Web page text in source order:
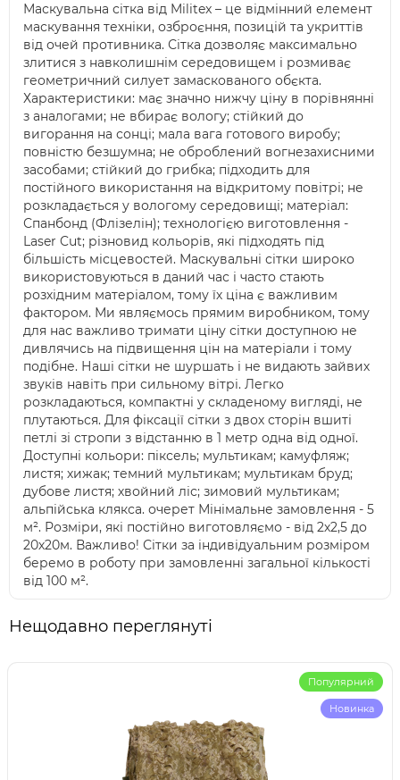
Маскувальна сітка від Militex – це відмінний елемент
маскування техніки, озброєння, позицій та укриттів
від очей противника. Сітка дозволяє максимально
злитися з навколишнім середовищем і розмиває
геометричний силует замаскованого обєкта.
Характеристики: має значно нижчу ціну в порівнянні
з аналогами; не вбирає вологу; стійкий до
вигорання на сонці; мала вага готового виробу;
повністю безшумна; не оброблений вогнезахисними
засобами; стійкий до грибка; підходить для
постійного використання на відкритому повітрі; не
розкладається у вологому середовищі; матеріал:
Спанбонд (Флізелін); технологією виготовлення -
Laser Cut; різновид кольорів, які підходять під
більшість місцевостей. Маскувальні сітки широко
використовуються в даний час і часто стають
розхідним матеріалом, тому їх ціна є важливим
фактором. Ми являємось прямим виробником, тому
для нас важливо тримати ціну сітки доступною не
дивлячись на підвищення цін на матеріали і тому
подібне. Наші сітки не шуршать і не видають зайвих
звуків навіть при сильному вітрі. Легко
розкладаються, компактні у складеному вигляді, не
плутаються. Для фіксації сітки з двох сторін вшиті
петлі зі стропи з відстанню в 1 метр одна від одної.
Доступні кольори: піксель; мультикам; камуфляж;
листя; хижак; темний мультикам; мультикам бруд;
дубове листя; хвойний ліс; зимовий мультикам;
альпійська клякса. очерет Мінімальне замовлення - 5
м². Розміри, які постійно виготовляємо - від 2х2,5 до
20х20м. Важливо! Сітки за індивідуальним розміром
беремо в роботу при замовленні загальної кількості
від 100 м².
Нещодавно переглянуті
Популярний
Новинка